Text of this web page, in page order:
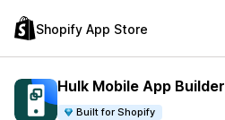
Shopify App Store
Hulk Mobile App Builder
Built for Shopify